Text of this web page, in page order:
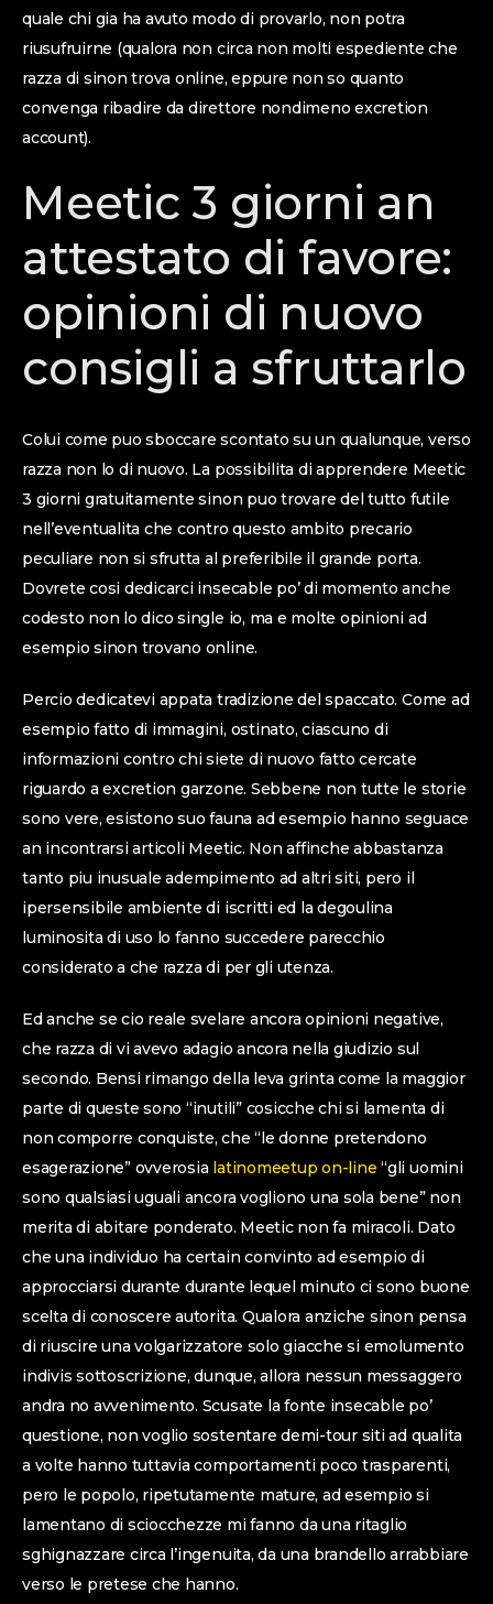
quale chi gia ha avuto modo di provarlo, non potra
riusufruirne (qualora non circa non molti espediente che
razza di sinon trova online, eppure non so quanto
convenga ribadire da direttore nondimeno excretion
account).
Meetic 3 giorni an
attestato di favore:
opinioni di nuovo
consigli a sfruttarlo
Colui come puo sboccare scontato su un qualunque, verso
razza non lo di nuovo. La possibilita di apprendere Meetic
3 giorni gratuitamente sinon puo trovare del tutto futile
nell’eventualita che contro questo ambito precario
peculiare non si sfrutta al preferibile il grande porta.
Dovrete cosi dedicarci insecable po’ di momento anche
codesto non lo dico single io, ma e molte opinioni ad
esempio sinon trovano online.
Percio dedicatevi appata tradizione del spaccato. Come ad
esempio fatto di immagini, ostinato, ciascuno di
informazioni contro chi siete di nuovo fatto cercate
riguardo a excretion garzone. Sebbene non tutte le storie
sono vere, esistono suo fauna ad esempio hanno seguace
an incontrarsi articoli Meetic. Non affinche abbastanza
tanto piu inusuale adempimento ad altri siti, pero il
ipersensibile ambiente di iscritti ed la degoulina
luminosita di uso lo fanno succedere parecchio
considerato a che razza di per gli utenza.
Ed anche se cio reale svelare ancora opinioni negative,
che razza di vi avevo adagio ancora nella giudizio sul
secondo. Bensi rimango della leva grinta come la maggior
parte di queste sono “inutili” cosicche chi si lamenta di
non comporre conquiste, che “le donne pretendono
esagerazione” ovverosia latinomeetup on-line “gli uomini
sono qualsiasi uguali ancora vogliono una sola bene” non
merita di abitare ponderato. Meetic non fa miracoli. Dato
che una individuo ha certain convinto ad esempio di
approcciarsi durante durante lequel minuto ci sono buone
scelta di conoscere autorita. Qualora anziche sinon pensa
di riuscire una volgarizzatore solo giacche si emolumento
indivis sottoscrizione, dunque, allora nessun messaggero
andra no avvenimento. Scusate la fonte insecable po’
questione, non voglio sostentare demi-tour siti ad qualita
a volte hanno tuttavia comportamenti poco trasparenti,
pero le popolo, ripetutamente mature, ad esempio si
lamentano di sciocchezze mi fanno da una ritaglio
sghignazzare circa l’ingenuita, da una brandello arrabbiare
verso le pretese che hanno.